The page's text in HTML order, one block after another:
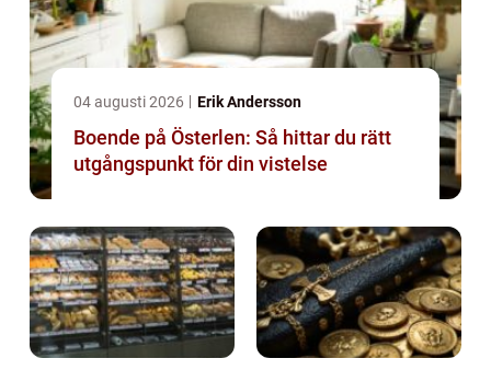
04 augusti 2026 Erik Andersson
Boende på Österlen: Så hittar du rätt
utgångspunkt för din vistelse